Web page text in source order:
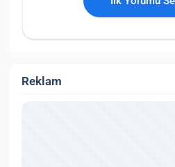
Reklam